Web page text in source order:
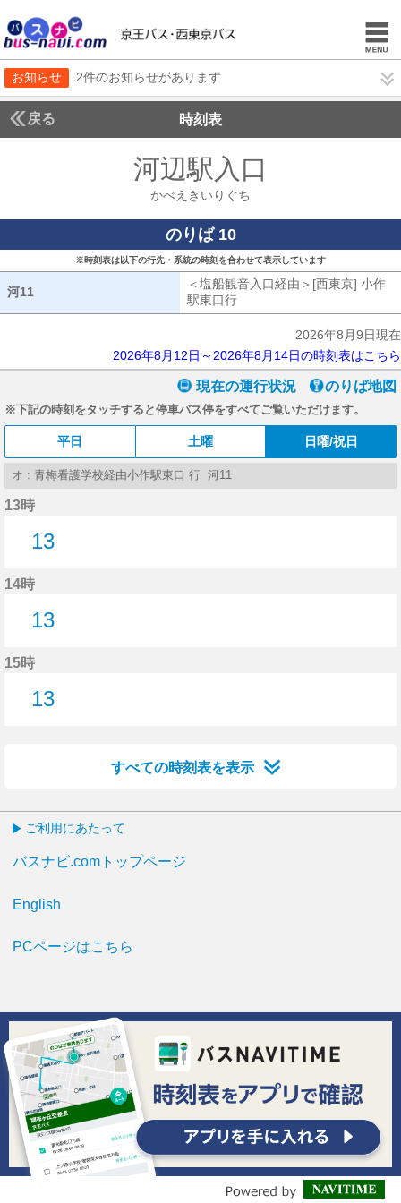
お知らせ 2件のお知らせがあります
戻る 時刻表
河辺駅入口
かべえきいりぐち
のりば 10
※時刻表は以下の行先・系統の時刻を合わせて表示しています
河11
＜塩船観音入口経由＞[西東京] 小作
駅東口行
2026年8月9日現在
2026年8月12日～2026年8月14日の時刻表はこちら
現在の運行状況 のりば地図
※下記の時刻をタッチすると停車バス停をすべてご覧いただけます。
平日 土曜 日曜/祝日
オ : 青梅看護学校経由小作駅東口 行 河11
13時
13
14時
13
15時
13
すべての時刻表を表示
ご利用にあたって
バスナビ.comトップページ
English
PCページはこちら